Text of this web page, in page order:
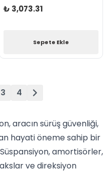
₺ 3,073.31
Sepete Ekle
3 4
aracın sürüş güvenliği,
hayati öneme sahip bir
amortisörler,
ve direksiyon